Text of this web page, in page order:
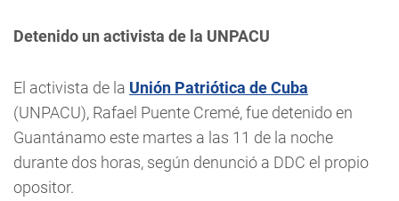
Detenido un activista de la UNPACU
El activista de la Unión Patriótica de Cuba
(UNPACU), Rafael Puente Cremé, fue detenido en
Guantánamo este martes a las 11 de la noche
durante dos horas, según denunció a DDC el propio
opositor.